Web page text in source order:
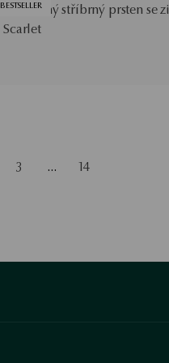
BESTSELLER
Pozlacený stříbrný prsten se
Scarlet
3 … 14